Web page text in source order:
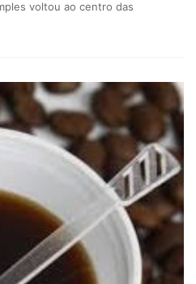
voltou ao centro das